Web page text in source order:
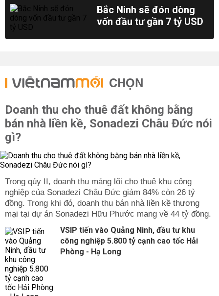
Bắc Ninh sẽ đón dòng
vốn đầu tư gần 7 tỷ USD
CHỌN
Doanh thu cho thuê đất không bằng
bán nhà liền kề, Sonadezi Châu Đức nói
gì?
Trong qúy II, doanh thu mảng lõi cho thuê khu công
nghiệp của Sonadezi Châu Đức giảm 84% còn 26 tỷ
đồng. Trong khi đó, doanh thu bán nhà liền kề thương
mại tại dự án Sonadezi Hữu Phước mang về 44 tỷ đồng.
VSIP tiến vào Quảng Ninh, đầu tư khu
công nghiệp 5.800 tỷ cạnh cao tốc Hải
Phòng - Hạ Long